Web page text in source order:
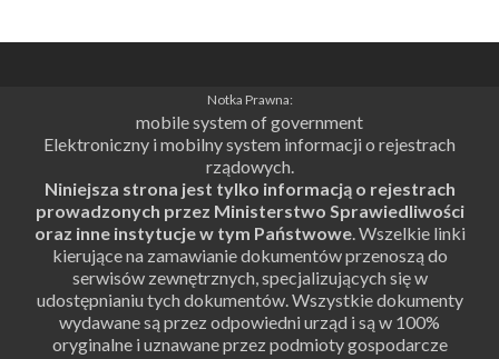
Notka Prawna:
mobile system of government
Elektroniczny i mobilny system informacji o rejestrach
rządowych.
Niniejsza strona jest tylko informacją o rejestrach
prowadzonych przez Ministerstwo Sprawiedliwości
oraz inne instytucje w tym Państwowe. Wszelkie linki
kierujące na zamawianie dokumentów przenoszą do
serwisów zewnętrznych, specjalizujących się w
udostępnianiu tych dokumentów. Wszystkie dokumenty
wydawane są przez odpowiedni urząd i są w 100%
oryginalne i uznawane przez podmioty gospodarcze